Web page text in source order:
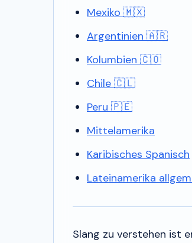
Mexiko 🇲🇽
Argentinien 🇦🇷
Kolumbien 🇨🇴
Chile 🇨🇱
Peru 🇵🇪
Mittelamerika
Karibisches Spanisch
Lateinamerika
Slang zu verstehen ist